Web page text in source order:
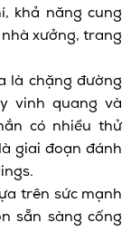
khả năng cung
xưởng, trang
là chặng đường
vinh quang và
có nhiều thử
giai đoạn đánh
trên sức mạnh
sẵn sàng cống